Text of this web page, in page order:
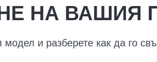
НА ВАШИЯ
и разберете как да го